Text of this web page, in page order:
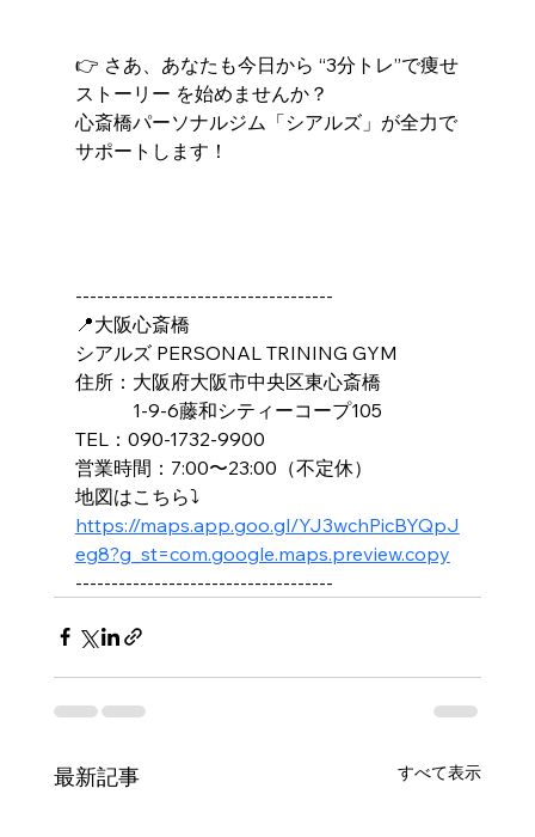
👉 さあ、あなたも今日から “3分トレ”で痩せ
ストーリー を始めませんか？
心斎橋パーソナルジム「シアルズ」が全力で
サポートします！
------------------------------------
📍大阪心斎橋
シアルズ PERSONAL TRINING GYM
住所：大阪府大阪市中央区東心斎橋
1-9-6藤和シティーコープ105
TEL：090-1732-9900
営業時間：7:00〜23:00（不定休）
地図はこちら⤵️
https://maps.app.goo.gl/YJ3wchPicBYQpJ
eg8?g_st=com.google.maps.preview.copy
------------------------------------
最新記事 すべて表示